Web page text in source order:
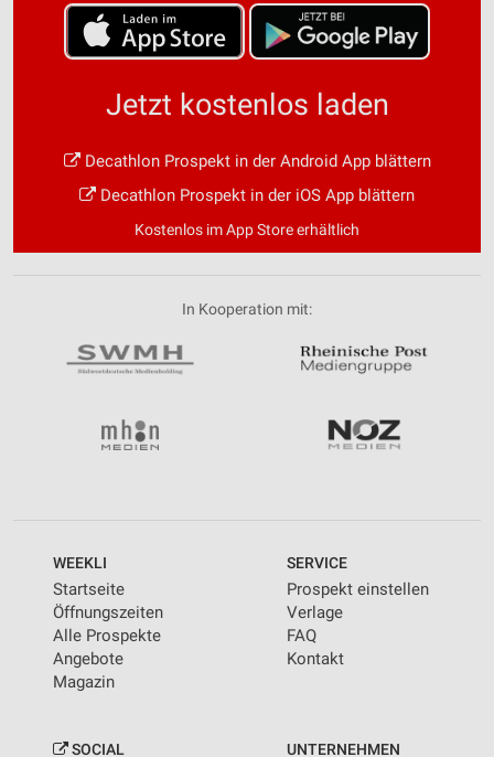
Jetzt kostenlos laden
Decathlon Prospekt in der Android App blättern
Decathlon Prospekt in der iOS App blättern
Kostenlos im App Store erhältlich
In Kooperation mit:
WEEKLI
Startseite
Öffnungszeiten
Alle Prospekte
Angebote
Magazin
SERVICE
Prospekt einstellen
Verlage
FAQ
Kontakt
SOCIAL UNTERNEHMEN